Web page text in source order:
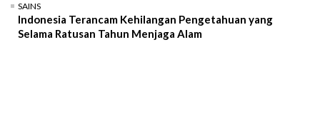
SAINS
Indonesia Terancam Kehilangan Pengetahuan yang
Selama Ratusan Tahun Menjaga Alam